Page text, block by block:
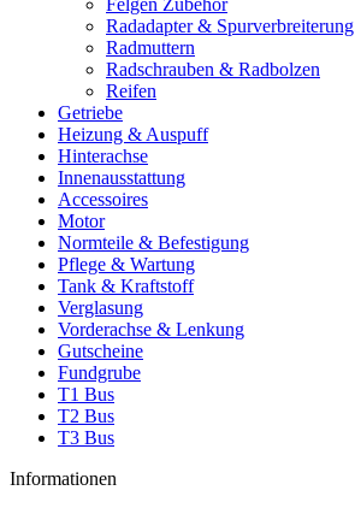
Felgen Zubehör
Radadapter & Spurverbreiterung
Radmuttern
Radschrauben & Radbolzen
Reifen
Getriebe
Heizung & Auspuff
Hinterachse
Innenausstattung
Accessoires
Motor
Normteile & Befestigung
Pflege & Wartung
Tank & Kraftstoff
Verglasung
Vorderachse & Lenkung
Gutscheine
Fundgrube
T1 Bus
T2 Bus
T3 Bus
Informationen